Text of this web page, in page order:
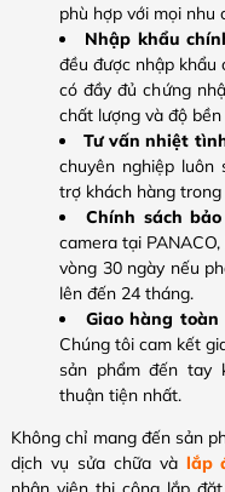
phù hợp với mọi nhu
Nhập khẩu
đều được nhập khẩu
có đầy đủ chứng
chất lượng và độ bền
Tư vấn nhiệt
chuyên nghiệp
trợ khách hàng
Chính sách
camera tại
vòng 30 ngày nếu
lên đến 24 tháng.
Giao hàng toàn
Chúng tôi cam kết
sản phẩm đến tay
thuận tiện nhất.
Không chỉ mang đến sản
dịch vụ sửa chữa và lắp